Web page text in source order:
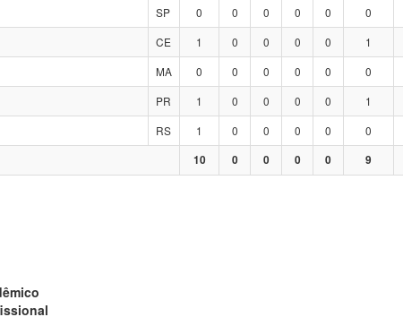
SP 0 0 0 0 0 0
CE 1 0 0 0 0 1
MA 0 0 0 0 0 0
PR 1 0 0 0 0 1
RS 1 0 0 0 0 0
10 0 0 0 0 9